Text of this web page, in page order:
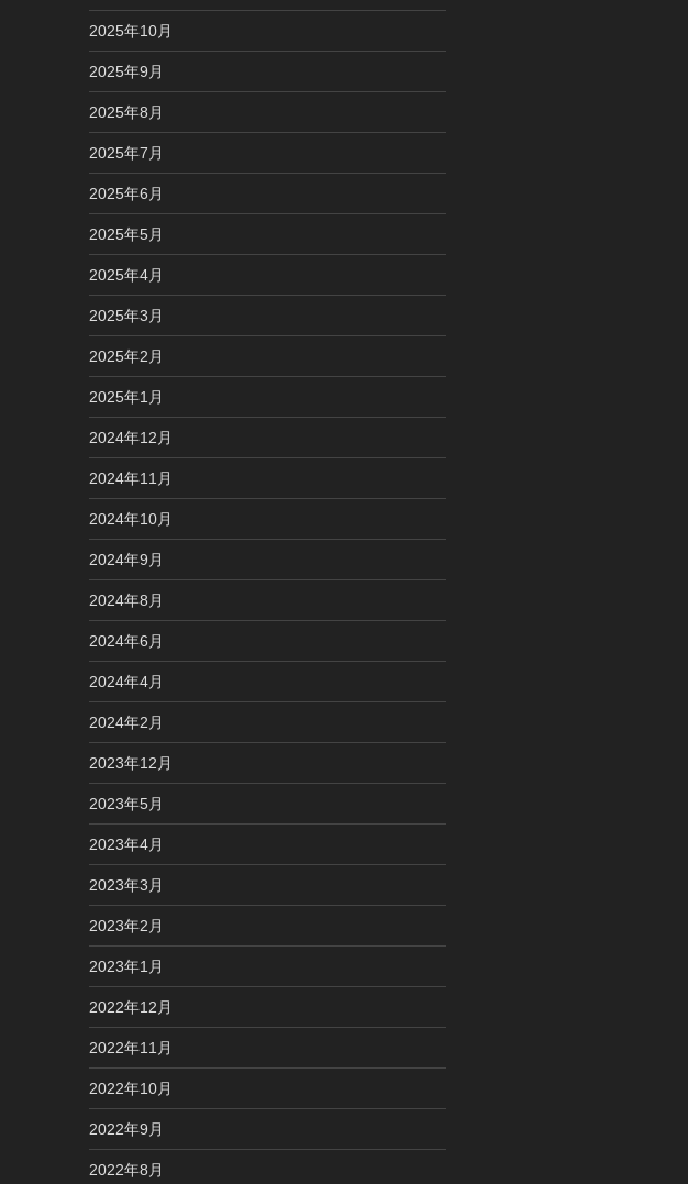
2025年10月
2025年9月
2025年8月
2025年7月
2025年6月
2025年5月
2025年4月
2025年3月
2025年2月
2025年1月
2024年12月
2024年11月
2024年10月
2024年9月
2024年8月
2024年6月
2024年4月
2024年2月
2023年12月
2023年5月
2023年4月
2023年3月
2023年2月
2023年1月
2022年12月
2022年11月
2022年10月
2022年9月
2022年8月